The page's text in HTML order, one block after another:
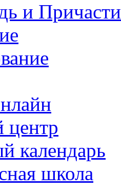
и
календарь
школа